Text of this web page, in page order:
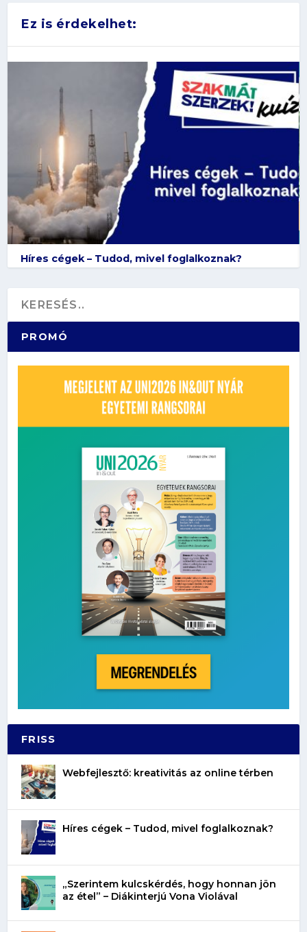
Ez is érdekelhet:
Híres cégek – Tudod, mivel foglalkoznak?
PROMÓ
FRISS
Webfejlesztő: kreativitás az online térben
Híres cégek – Tudod, mivel foglalkoznak?
„Szerintem kulcskérdés, hogy honnan jön
az étel” – Diákinterjú Vona Violával